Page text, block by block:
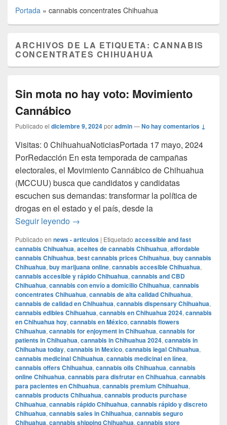
Portada » cannabis concentrates Chihuahua
ARCHIVOS DE LA ETIQUETA:CANNABIS
CONCENTRATES CHIHUAHUA
Sin mota no hay voto: Movimiento
Cannábico
Publicado el diciembre 9, 2024poradmin—No hay comentarios ↓
Visitas: 0 ChihuahuaNoticiasPortada 17 mayo, 2024
PorRedacción En esta temporada de campañas
electorales, el Movimiento Cannábico de Chihuahua
(MCCUU) busca que candidatos y candidatas
escuchen sus demandas: transformar la política de
drogas en el estado y el país, desde la
Seguir leyendo Sin mota no hay voto: Movimiento
→
Publicado en news - articulos | Etiquetado accessible and fast
cannabis Chihuahua, aceites de cannabis Chihuahua, affordable
cannabis Chihuahua, best cannabis prices Chihuahua, buy cannabis
Chihuahua, buy marijuana online, cannabis accesible Chihuahua,
cannabis accesible y rápido Chihuahua, cannabis and CBD
Chihuahua, cannabis con envío a domicilio Chihuahua, cannabis
concentrates Chihuahua, cannabis de alta calidad Chihuahua,
cannabis de calidad en Chihuahua, cannabis dispensary Chihuahua,
cannabis edibles Chihuahua, cannabis en Chihuahua 2024, cannabis
en Chihuahua hoy, cannabis en México, cannabis flowers
Chihuahua, cannabis for enjoyment in Chihuahua, cannabis for
patients in Chihuahua, cannabis in Chihuahua 2024, cannabis in
Chihuahua today, cannabis in Mexico, cannabis legal Chihuahua,
cannabis medicinal Chihuahua, cannabis medicinal en línea,
cannabis offers Chihuahua, cannabis oils Chihuahua, cannabis
online Chihuahua, cannabis para disfrutar en Chihuahua, cannabis
para pacientes en Chihuahua, cannabis premium Chihuahua,
cannabis products Chihuahua, cannabis products purchase
Chihuahua, cannabis rápido Chihuahua, cannabis rápido y discreto
Chihuahua, cannabis sales in Chihuahua, cannabis seguro
Chihuahua, cannabis shipping Chihuahua, cannabis store